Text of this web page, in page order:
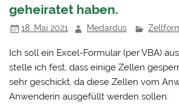
geheiratet haben.
18. Mai 2021 Medardus
Ich soll ein Excel-Formular (per VBA)
stelle ich fest, dass einige Zellen
sehr geschickt, da diese Zellen vom
Anwenderin ausgefüllt werden sollen: